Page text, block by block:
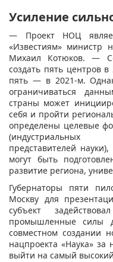
Усиление
— Проект НОЦ
«Известиям» министр
Михаил Котюков. —
создать пять центров
пять — в 2021-м.
ограничиваться
страны может
себя и пройти
определены целевые
(индустриальных
представителей
могут быть
развитие региона,
Губернаторы пяти
Москву для
субъект
промышленные силы
совместном создании
нацпроекта «Наука»
выйти на самый